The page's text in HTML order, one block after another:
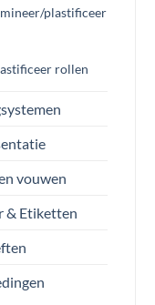
plastificeer
rollen
vouwen
& Etiketten